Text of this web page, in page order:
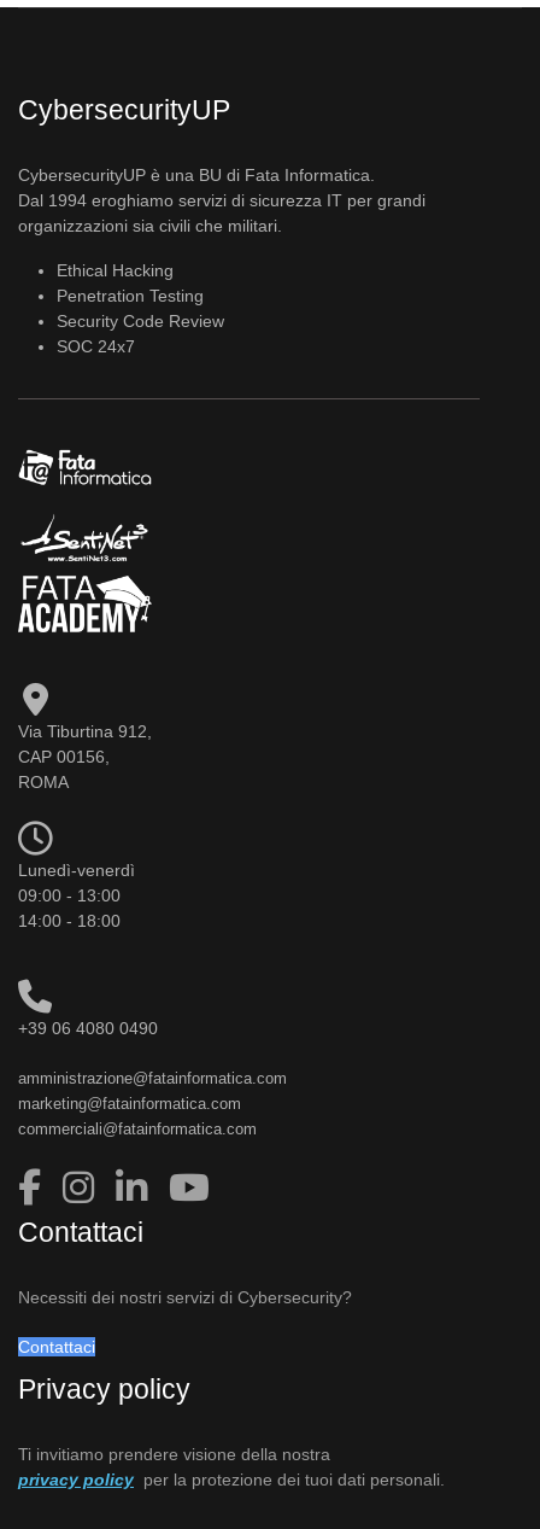
CybersecurityUP
CybersecurityUP è una BU di Fata Informatica.
Dal 1994 eroghiamo servizi di sicurezza IT per grandi
organizzazioni sia civili che militari.
Ethical Hacking
Penetration Testing
Security Code Review
SOC 24x7
Via Tiburtina 912,
CAP 00156,
ROMA
Lunedì-venerdì
09:00 - 13:00
14:00 - 18:00
+39 06 4080 0490
amministrazione@fatainformatica.com
marketing@fatainformatica.com
commerciali@fatainformatica.com
Contattaci
Necessiti dei nostri servizi di Cybersecurity?
Contattaci
Privacy policy
Ti invitiamo prendere visione della nostra
privacy policy per la protezione dei tuoi dati personali.